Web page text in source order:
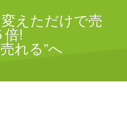
えただけで売
!
れる”へ